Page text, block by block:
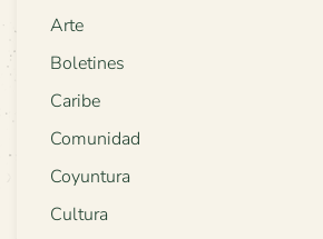
Arte
Boletines
Caribe
Comunidad
Coyuntura
Cultura